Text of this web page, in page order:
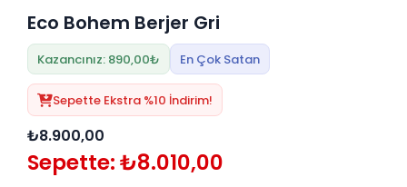
Eco Bohem Berjer Gri
Kazancınız: 890,00₺ En Çok Satan
Sepette Ekstra %10 İndirim!
₺8.900,00
Sepette: ₺8.010,00